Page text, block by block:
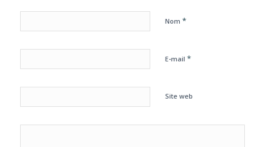
Nom *
E-mail *
Site web